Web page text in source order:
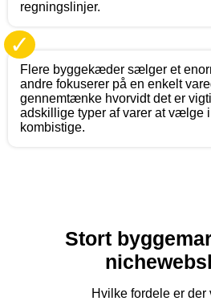
regningslinjer.
✓
Flere byggekæder sælger et
andre fokuserer på en enkelt
gennemtænke hvorvidt det er
adskillige typer af varer at vælge
kombistige.
Stort
Hvilke fordele er der